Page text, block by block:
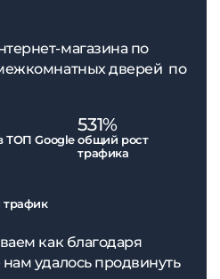
магазина по
дверей по
ТОП Google
531%
общий рост
трафика
трафик
как благодаря
удалось продвинуть